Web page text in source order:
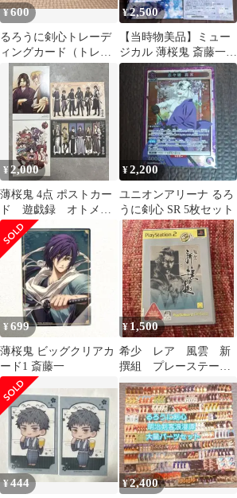
¥600
るろうに剣心トレーデ
ィングカード（トレ
カ）
¥2,500
【当時物美品】ミュー
ジカル 薄桜鬼 斎藤一篇
公式パンフレット 当時
物おまけ付き
¥2,000
薄桜鬼 4点 ポストカー
ド 遊戯録 オトメイ
ト冬の市
¥2,200
ユニオンアリーナ るろ
うに剣心 SR 5枚セット
¥699
薄桜鬼 ビッグクリアカ
ード1 斎藤一
¥1,500
希少 レア 風雲 新
撰組 プレーステーシ
ョン2 ゲームソフト
幕末 アクション
¥444 ¥2,400